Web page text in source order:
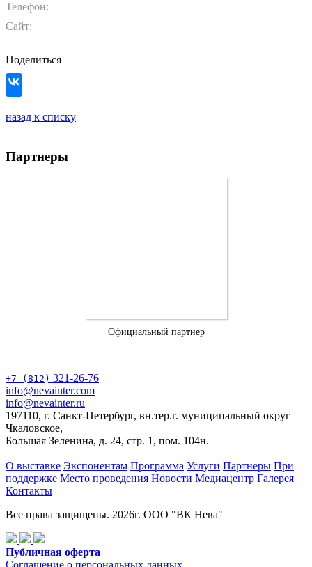
Телефон:
Сайт:
Поделиться
назад к списку
Партнеры
Официальный партнер
+7 (812) 321-26-76
info@nevainter.com
info@nevainter.ru
197110, г. Санкт-Петербург, вн.тер.г. муниципальный округ
Чкаловское,
Большая Зеленина, д. 24, стр. 1, пом. 104н.
О выставке Экспонентам Программа Услуги Партнеры При
поддержке Место проведения Новости Медиацентр Галерея
Контакты
Все права защищены. 2026г. ООО "ВК Нева"
Публичная оферта